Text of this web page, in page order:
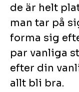
de är helt
man tar på
forma sig
par vanliga
efter din
allt bli bra.